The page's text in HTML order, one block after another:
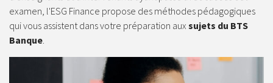
examen, l'ESG Finance propose des méthodes pédagogiques
qui vous assistent dans votre préparation aux sujets du BTS
Banque.